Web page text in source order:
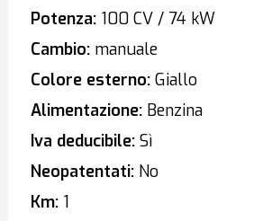
Potenza:100 CV / 74 kW
Cambio:manuale
Colore esterno:Giallo
Alimentazione:Benzina
Iva deducibile:Sì
Neopatentati:No
Km:1